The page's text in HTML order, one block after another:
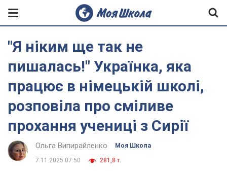
"Я ніким ще так не
пишалась!" Українка, яка
працює в німецькій школі,
розповіла про сміливе
прохання учениці з Сирії
Ольга Випирайленко Моя Школа
7.11.2025 07:50 281,8 т.